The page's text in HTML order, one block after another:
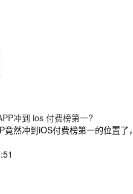
冲到 ios 付费榜第一?
竟然冲到iOS付费榜第一的位置